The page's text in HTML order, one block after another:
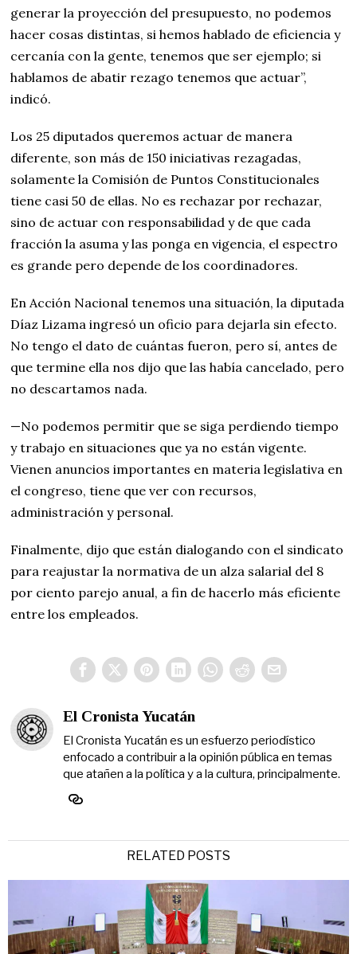
generar la proyección del presupuesto, no podemos
hacer cosas distintas, si hemos hablado de eficiencia y
cercanía con la gente, tenemos que ser ejemplo; si
hablamos de abatir rezago tenemos que actuar”,
indicó.
Los 25 diputados queremos actuar de manera
diferente, son más de 150 iniciativas rezagadas,
solamente la Comisión de Puntos Constitucionales
tiene casi 50 de ellas. No es rechazar por rechazar,
sino de actuar con responsabilidad y de que cada
fracción la asuma y las ponga en vigencia, el espectro
es grande pero depende de los coordinadores.
En Acción Nacional tenemos una situación, la diputada
Díaz Lizama ingresó un oficio para dejarla sin efecto.
No tengo el dato de cuántas fueron, pero sí, antes de
que termine ella nos dijo que las había cancelado, pero
no descartamos nada.
—No podemos permitir que se siga perdiendo tiempo
y trabajo en situaciones que ya no están vigente.
Vienen anuncios importantes en materia legislativa en
el congreso, tiene que ver con recursos,
administración y personal.
Finalmente, dijo que están dialogando con el sindicato
para reajustar la normativa de un alza salarial del 8
por ciento parejo anual, a fin de hacerlo más eficiente
entre los empleados.
El Cronista Yucatán
El Cronista Yucatán es un esfuerzo periodístico
enfocado a contribuir a la opinión pública en temas
que atañen a la política y a la cultura, principalmente.
RELATED POSTS